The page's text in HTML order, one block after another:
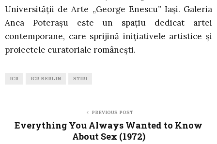
Universităţii de Arte „George Enescu” Iaşi. Galeria
Anca Poteraşu este un spaţiu dedicat artei
contemporane, care sprijină iniţiativele artistice şi
proiectele curatoriale româneşti.
ICR ICR BERLIN STIRI
PREVIOUS POST
Everything You Always Wanted to Know
About Sex (1972)